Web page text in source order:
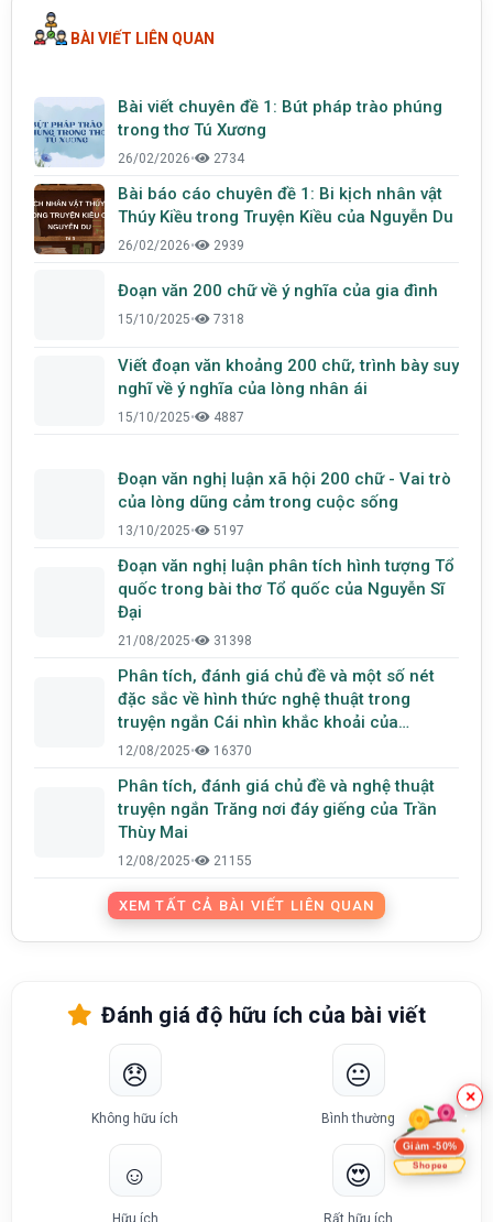
BÀI VIẾT LIÊN QUAN
Bài viết chuyên đề 1: Bút pháp trào phúng
trong thơ Tú Xương
26/02/2026• 2734
Bài báo cáo chuyên đề 1: Bi kịch nhân vật
Thúy Kiều trong Truyện Kiều của Nguyễn Du
26/02/2026• 2939
Đoạn văn 200 chữ về ý nghĩa của gia đình
15/10/2025• 7318
Viết đoạn văn khoảng 200 chữ, trình bày suy
nghĩ về ý nghĩa của lòng nhân ái
15/10/2025• 4887
Đoạn văn nghị luận xã hội 200 chữ - Vai trò
của lòng dũng cảm trong cuộc sống
13/10/2025• 5197
Đoạn văn nghị luận phân tích hình tượng Tổ
quốc trong bài thơ Tổ quốc của Nguyễn Sĩ
Đại
21/08/2025• 31398
Phân tích, đánh giá chủ đề và một số nét
đặc sắc về hình thức nghệ thuật trong
truyện ngắn Cái nhìn khắc khoải của
Nguyễn Ngọc Tư
12/08/2025• 16370
Phân tích, đánh giá chủ đề và nghệ thuật
truyện ngắn Trăng nơi đáy giếng của Trần
Thùy Mai
12/08/2025• 21155
XEM TẤT CẢ BÀI VIẾT LIÊN QUAN
Đánh giá độ hữu ích của bài viết
😞
Không hữu ích
😐
Bình thường
☺️
Hữu ích
😍
Rất hữu ích
×
Giảm -50%
Shopee